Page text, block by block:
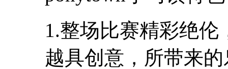
1.整场比赛精彩绝
越具创意，所带来